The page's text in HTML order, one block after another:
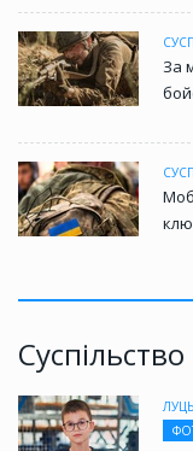
За
Суспільство